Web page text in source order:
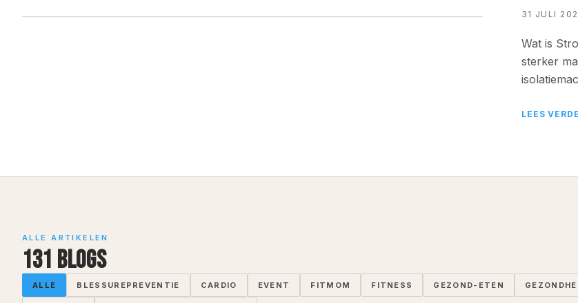
31 JULI
Wat is
sterker
LEES
ALLE ARTIKELEN
131 BLOGS
ALLE BLESSUREPREVENTIE CARDIO EVENT FITMOM FITNESS GEZOND-ETEN